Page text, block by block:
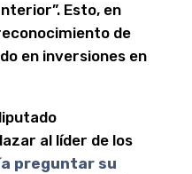
Esto, en
de
en inversiones en
al líder de los
preguntar su